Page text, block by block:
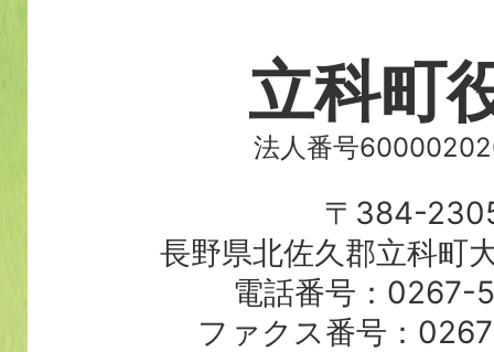
立科町
法人番号
〒384-
長野県北佐久郡立科町
電話番号：0267-
ファクス番号：